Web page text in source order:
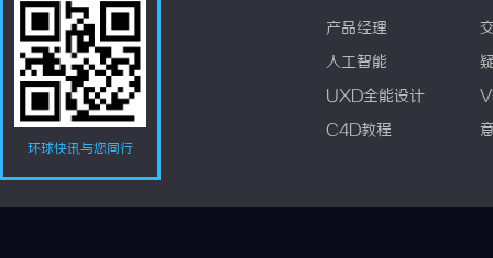
环球快讯与您同行
产品经理
人工智能
UXD全能设计
C4D教程